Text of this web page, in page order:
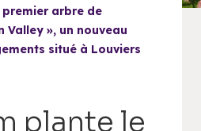
arbre de
Valley », un nouveau
situé à Louviers
plante le